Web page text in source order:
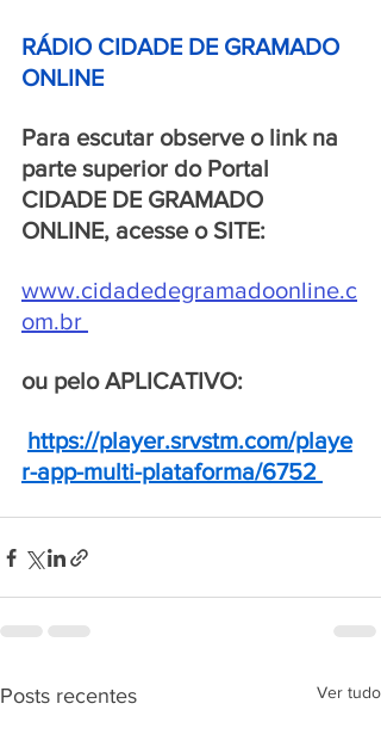
RÁDIO CIDADE DE GRAMADO
ONLINE
Para escutar observe o link na
parte superior do Portal
CIDADE DE GRAMADO
ONLINE, acesse o SITE:
www.cidadedegramadoonline.c
om.br
ou pelo APLICATIVO:
https://player.srvstm.com/playe
r-app-multi-plataforma/6752
Posts recentes Ver tudo